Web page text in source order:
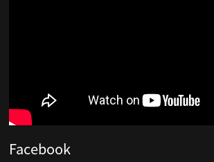
Facebook